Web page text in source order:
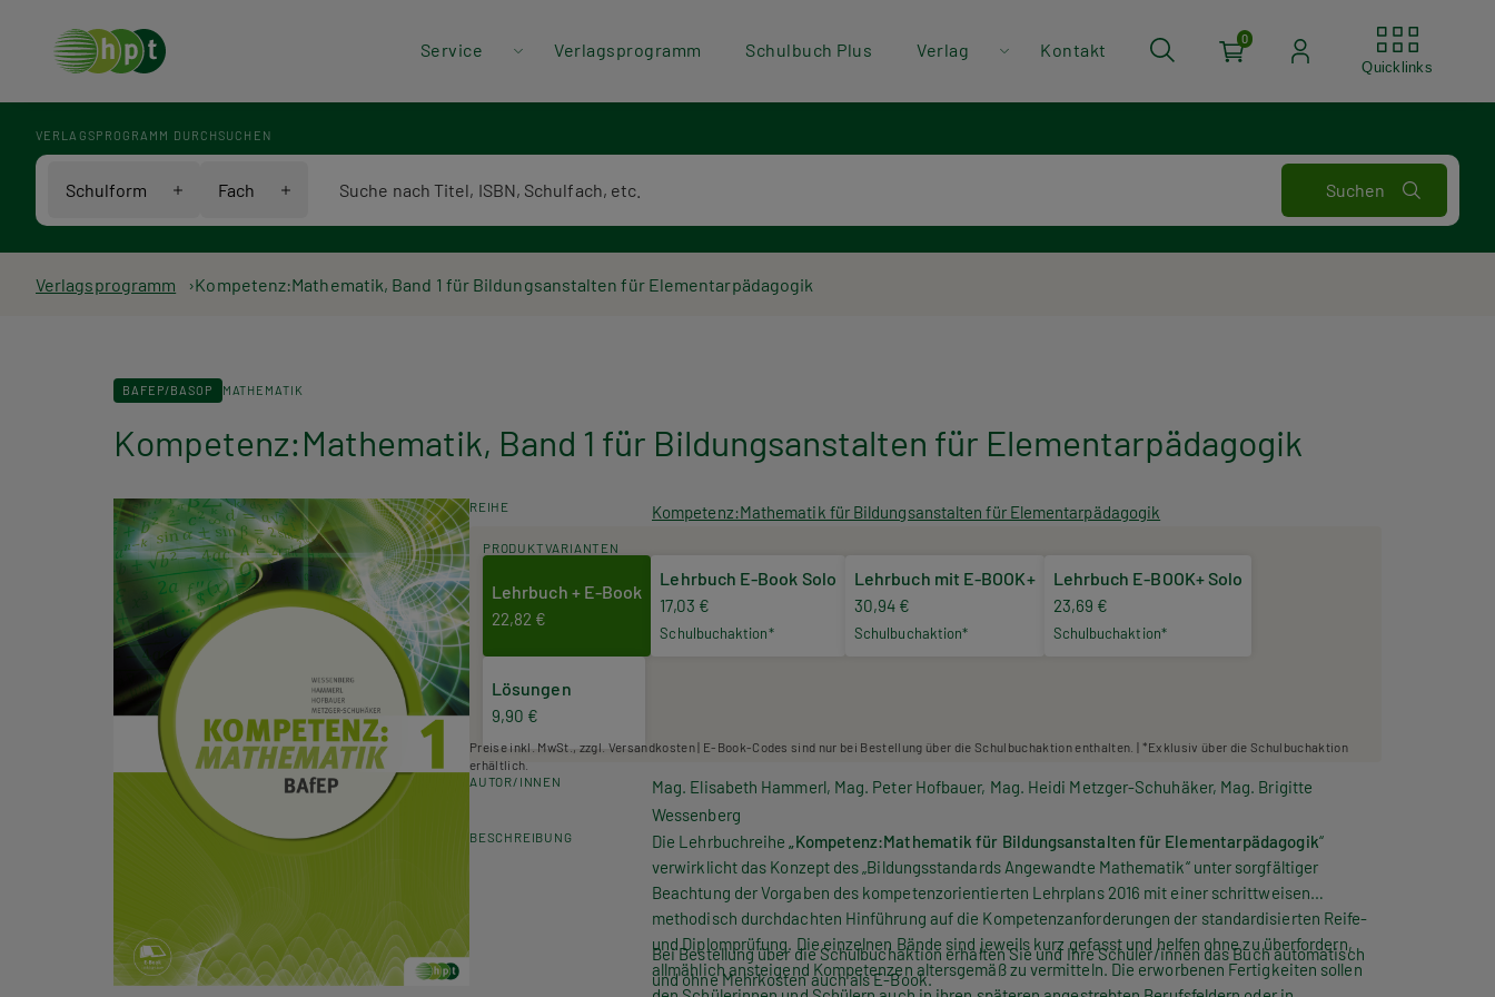
Header
Menü
Service Verlagsprogramm Schulbuch Plus Verlag Kontakt
0
Quicklinks
VERLAGSPROGRAMM DURCHSUCHEN
Schulform Fach
Pfadnavigation
Verlagsprogramm Kompetenz:Mathematik, Band 1 für Bildungsanstalten für Elementarpädagogik
BAFEP/BASOP MATHEMATIK
Kompetenz:Mathematik, Band 1 für Bildungsanstalten für Elementarpädagogik
REIHE Kompetenz:Mathematik für Bildungsanstalten für Elementarpädagogik
PRODUKTVARIANTEN
Lehrbuch + E-Book
22,82 €
Lehrbuch E-Book Solo
17,03 €
Schulbuchaktion*
Lehrbuch mit E-BOOK+
30,94 €
Schulbuchaktion*
Lehrbuch E-BOOK+ Solo
23,69 €
Schulbuchaktion*
Lösungen
9,90 €
Preise inkl. MwSt., zzgl. Versandkosten | E-Book-Codes sind nur bei Bestellung über die Schulbuchaktion enthalten. | *Exklusiv über die Schulbuchaktion
erhältlich.
AUTOR/INNEN
Mag. Elisabeth Hammerl, Mag. Peter Hofbauer, Mag. Heidi Metzger-Schuhäker, Mag. Brigitte
Wessenberg
BESCHREIBUNG Die Lehrbuchreihe„Kompetenz:Mathematik für Bildungsanstalten für Elementarpädagogik“
verwirklicht das Konzept des „Bildungsstandards Angewandte Mathematik“ unter sorgfältiger
Beachtung der Vorgaben des kompetenzorientierten Lehrplans 2016 mit einer schrittweisen
methodisch durchdachten Hinführung auf die Kompetenzanforderungen der standardisierten Reife-
und Diplomprüfung. Die einzelnen Bände sind jeweils kurz gefasst und helfen ohne zu überfordern,
allmählich ansteigend Kompetenzen altersgemäß zu vermitteln. Die erworbenen Fertigkeiten sollen
Bei Bestellung über die Schulbuchaktion erhalten Sie und Ihre Schüler/innen das Buch automatisch
und ohne Mehrkosten auch als E-Book.